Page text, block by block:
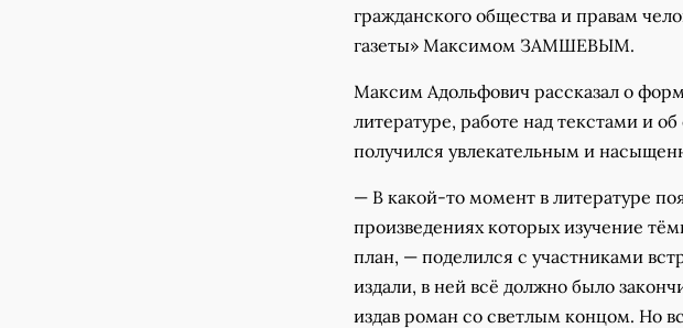
гражданского общества и правам
газеты» Максимом ЗАМШЕВЫМ.
Максим Адольфович рассказал о
литературе, работе над текстами и
получился увлекательным и
— В какой-то момент в литературе
произведениях которых изучение
план, — поделился с участниками
издали, в ней всё должно было
издав роман со светлым концом. Но